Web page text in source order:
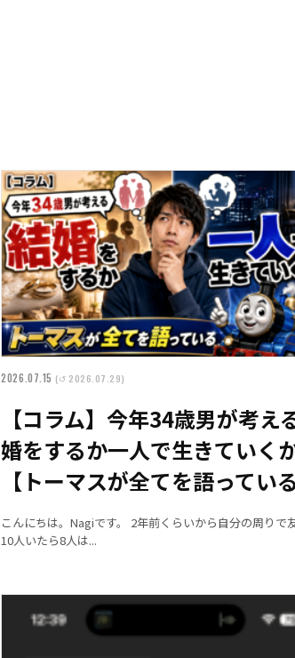
2026.07.15 (↺ 2026.07.29)
【コラム】今年34歳男が考え
婚をするか一人で生きていく
【トーマスが全てを語っている
こんにちは。Nagiです。 2年前くらいから自分の周りで
10人いたら8人は...